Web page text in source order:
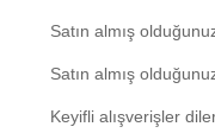
Satın almış
Satın almış
Keyifli alışverişler